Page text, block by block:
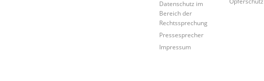
Datenschutz im
Bereich der
Rechtssprechung
Pressesprecher
Impressum